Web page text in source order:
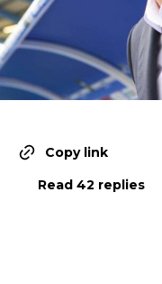
Copy link
Read 42 replies